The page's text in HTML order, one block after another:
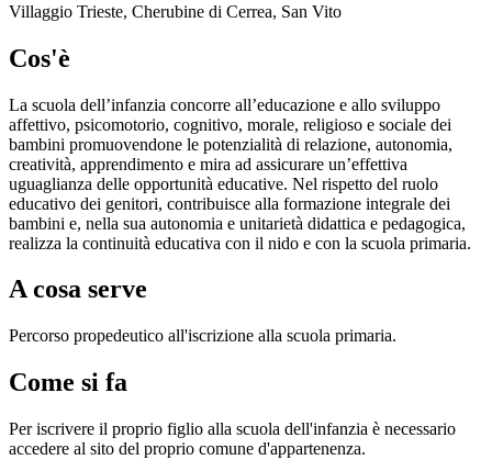
Villaggio Trieste, Cherubine di Cerrea, San Vito
Cos'è
La scuola dell’infanzia concorre all’educazione e allo sviluppo
affettivo, psicomotorio, cognitivo, morale, religioso e sociale dei
bambini promuovendone le potenzialità di relazione, autonomia,
creatività, apprendimento e mira ad assicurare un’effettiva
uguaglianza delle opportunità educative. Nel rispetto del ruolo
educativo dei genitori, contribuisce alla formazione integrale dei
bambini e, nella sua autonomia e unitarietà didattica e pedagogica,
realizza la continuità educativa con il nido e con la scuola primaria.
A cosa serve
Percorso propedeutico all'iscrizione alla scuola primaria.
Come si fa
Per iscrivere il proprio figlio alla scuola dell'infanzia è necessario
accedere al sito del proprio comune d'appartenenza.